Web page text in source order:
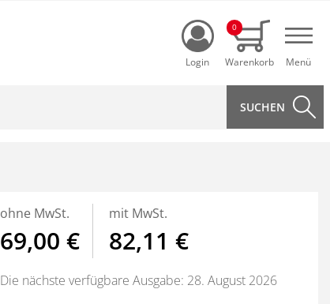
Login
0
ohne MwSt.
69,00 €
mit MwSt.
82,11 €
Die nächste verfügbare Ausgabe: 28. August 2026